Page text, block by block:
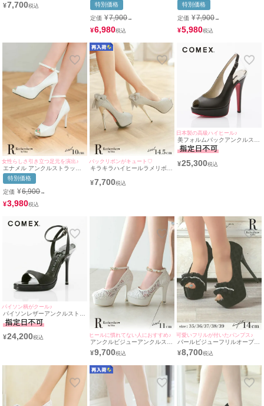
(14cmヒール)
¥7,700
パンプス (シルバー) (14cmヒー
ル)
特別価格
定価 ¥7,900→
¥6,980
プントゥ パンプス (シルバー)
(14cmヒール)
特別価格
定価 ¥7,900→
¥5,980
女性らしさ引き立つ足元を演出♪
エナメル アンクルストラップ
オープントゥ シンプル パンプ
ス (ホワイト) (10cmヒール)
特別価格
定価 ¥6,900→
¥3,980
バックリボンがキュート♡
キラキラハイヒールラメリボン
ス(シルバー) (14.5cmヒール)
¥7,700
日本製の高級ハイヒール♪
美フォルムバックアンクルスト
ラップハイヒールサンダル
(13cmヒール)
¥25,300
パイソン柄がクール♪
パイソンレザーアンクルストラ
ップサンダル(11cm)[COMEX/
コメックス]
¥24,200 ヒールに慣れてない人におすすめ♪
アンクルビジューアンクルスト
ラップデザインレースパンプス
(ホワイト) (11cmヒール)
¥9,700
可愛いフリルが付いたパンプス♪
パールビジューフリルオープン
トゥワンカラーパンプス(ブラ
ック) (14cmヒール)
¥8,700